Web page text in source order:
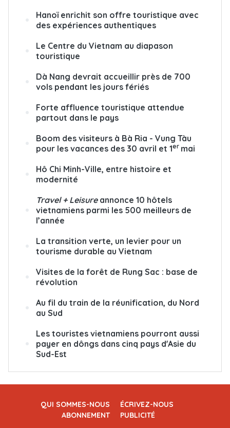
Hanoï enrichit son offre touristique avec
des expériences authentiques
Le Centre du Vietnam au diapason
touristique
Dà Nang devrait accueillir près de 700
vols pendant les jours fériés
Forte affluence touristique attendue
partout dans le pays
Boom des visiteurs à Bà Ria - Vung Tàu
pour les vacances des 30 avril et 1er mai
Hô Chi Minh-Ville, entre histoire et
modernité
Travel + Leisureannonce 10 hôtels
vietnamiens parmi les 500 meilleurs de
l’année
La transition verte, un levier pour un
tourisme durable au Vietnam
Visites de la forêt de Rung Sac : base de
révolution
Au fil du train de la réunification, du Nord
au Sud
Les touristes vietnamiens pourront aussi
payer en dôngs dans cinq pays d'Asie du
Sud-Est
QUI SOMMES-NOUS
ÉCRIVEZ-NOUS
ABONNEMENT
PUBLICITÉ